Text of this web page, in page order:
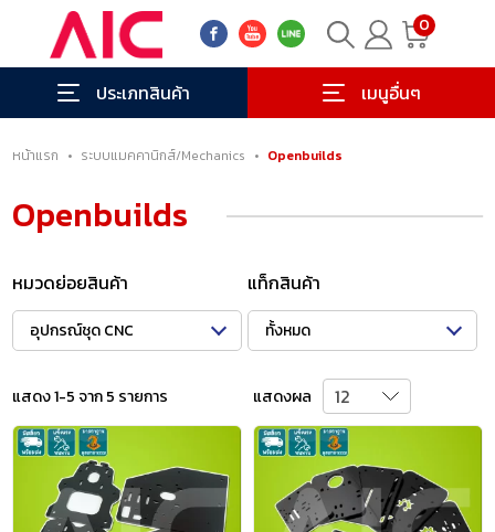
0
ประเภทสินค้า เมนูอื่นๆ
หน้าแรก • ระบบแมคคานิกส์/Mechanics • Openbuilds
Openbuilds
หมวดย่อยสินค้า
อุปกรณ์ชุด CNC
แท็กสินค้า
ทั้งหมด
แสดง 1-5 จาก 5 รายการ แสดงผล